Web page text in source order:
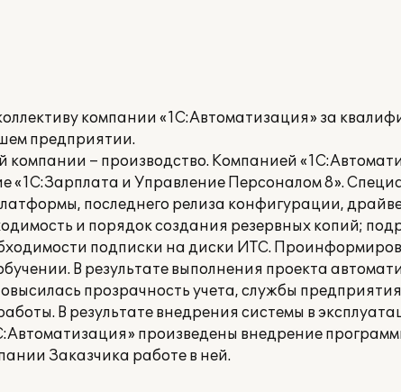
компании «1С:Автоматизация» за
предприятии.
– производство. Компанией
«1С:Зарплата и Управление Персоналом 8».
последнего релиза конфигурации,
и порядок создания резервных копий;
подписки на диски ИТС.
В результате выполнения проекта
прозрачность учета, службы
В результате внедрения системы в
произведены внедрение
Заказчика работе в ней.